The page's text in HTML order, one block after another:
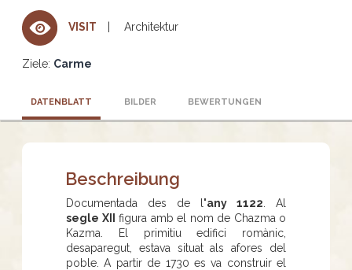
VISIT Architektur
Ziele: Carme
DATENBLATT BILDER BEWERTUNGEN
Beschreibung
Documentada des de l 'any 1122 . Al
segle XII
figura amb el nom de Chazma o
Kazma. El primitiu edifici romànic,
desaparegut, estava situat als afores del
poble. A partir de 1730 es va construir el